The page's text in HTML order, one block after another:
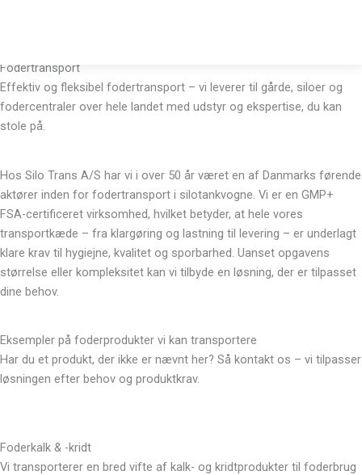
Fodertransport
Effektiv og fleksibel fodertransport – vi leverer til gårde, siloer og
fodercentraler over hele landet med udstyr og ekspertise, du kan
stole på.
Hos Silo Trans A/S har vi i over 50 år været en af Danmarks førende
aktører inden for fodertransport i silotankvogne. Vi er en GMP+
FSA-certificeret virksomhed, hvilket betyder, at hele vores
transportkæde – fra klargøring og lastning til levering – er underlagt
klare krav til hygiejne, kvalitet og sporbarhed. Uanset opgavens
størrelse eller kompleksitet kan vi tilbyde en løsning, der er tilpasset
dine behov.
Eksempler på foderprodukter vi kan transportere
Har du et produkt, der ikke er nævnt her? Så kontakt os – vi tilpasser
løsningen efter behov og produktkrav.
Foderkalk & -kridt
Vi transporterer en bred vifte af kalk- og kridtprodukter til foderbrug